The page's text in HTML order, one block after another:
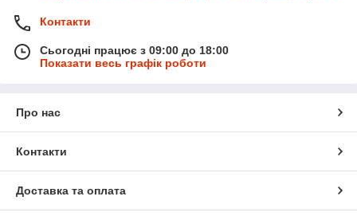
Контакти
Сьогодні працює з 09:00 до 18:00
Показати весь графік роботи
Про нас
Контакти
Доставка та оплата